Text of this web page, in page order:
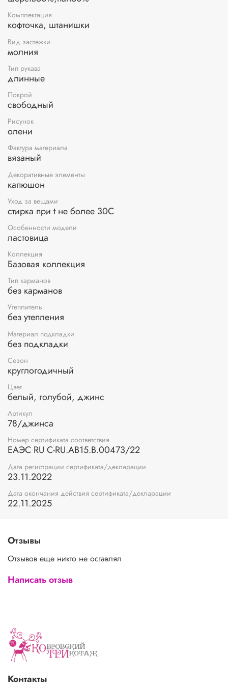
Комплектация
кофточка, штанишки
Вид застежки
молния
Тип рукава
длинные
Покрой
свободный
Рисунок
олени
Фактура материала
вязаный
Декоративные элементы
капюшон
Уход за вещами
стирка при t не более 30С
Особенности модели
ластовица
Коллекция
Базовая коллекция
Тип карманов
без карманов
Утеплитель
без утепления
Материал подкладки
без подкладки
Сезон
круглогодичный
Цвет
белый, голубой, джинс
Артикул
78/джинса
Номер сертификата соответствия
ЕАЭС RU С-RU.АВ15.В.00473/22
Дата регистрации сертификата/декларации
23.11.2022
Дата окончания действия сертификата/декларации
22.11.2025
Отзывы
Отзывов еще никто не оставлял
Написать отзыв
Контакты